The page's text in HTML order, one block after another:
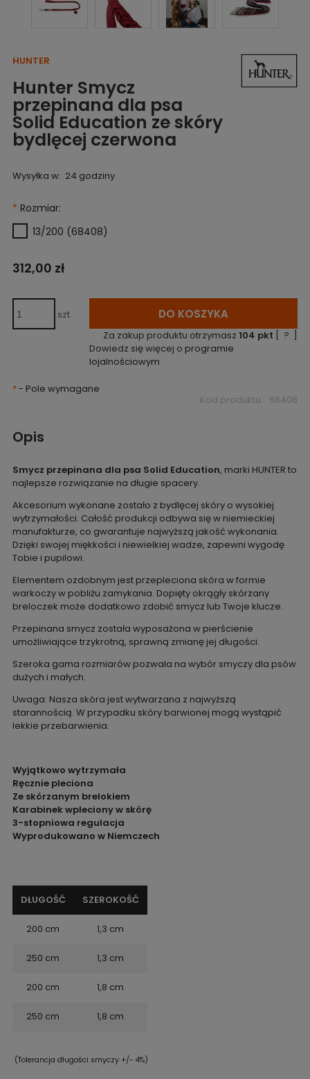
HUNTER
Hunter Smycz
przepinana dla psa
Solid Education ze skóry
bydlęcej czerwona
Wysyłka w: 24 godziny
* Rozmiar:
13/200 (68408)
312,00 zł
szt. DO KOSZYKA
Za zakup produktu otrzymasz104 pkt [ ? ]
Dowiedz się więcej o programie
lojalnościowym
*- Pole wymagane
Kod produktu: 68408
Opis
Smycz przepinana dla psa Solid Education, marki HUNTER to
najlepsze rozwiązanie na długie spacery.
Akcesorium wykonane zostało z bydlęcej skóry o wysokiej
wytrzymałości. Całość produkcji odbywa się w niemieckiej
manufakturze, co gwarantuje najwyższą jakość wykonania.
Dzięki swojej miękkości i niewielkiej wadze, zapewni wygodę
Tobie i pupilowi.
Elementem ozdobnym jest przepleciona skóra w formie
warkoczy w pobliżu zamykania. Dopięty okrągły skórzany
breloczek może dodatkowo zdobić smycz lub Twoje klucze.
Przepinana smycz została wyposażona w pierścienie
umożliwiające trzykrotną, sprawną zmianę jej długości.
Szeroka gama rozmiarów pozwala na wybór smyczy dla psów
dużych i małych.
Uwaga: Nasza skóra jest wytwarzana z najwyższą
starannością. W przypadku skóry barwionej mogą wystąpić
lekkie przebarwienia.
Wyjątkowo wytrzymała
Ręcznie pleciona
Ze skórzanym brelokiem
Karabinek wpleciony w skórę
3-stopniowa regulacja
Wyprodukowano w Niemczech
DŁUGOŚĆ SZEROKOŚĆ
200 cm 1,3 cm
250 cm 1,3 cm
200 cm 1,8 cm
250 cm 1,8 cm
(Tolerancja długości smyczy +/- 4%)